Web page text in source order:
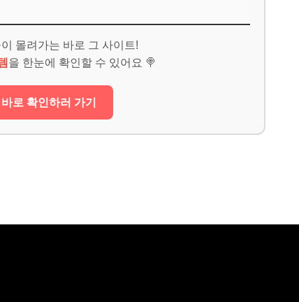
몰려가는 바로 그 사이트!
을 한눈에 확인할 수 있어요 🍭
로 확인하러 가기